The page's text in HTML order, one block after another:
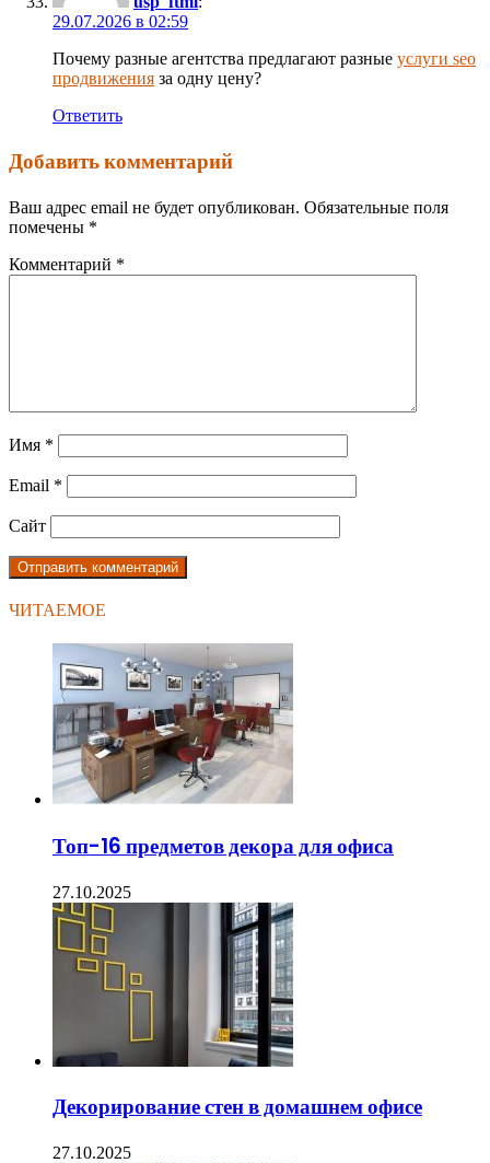
29.07.2026 в 02:59
Почему разные агентства предлагают разные услуги seo
продвижения за одну цену?
Ответить
Добавить комментарий
Ваш адрес email не будет опубликован. Обязательные поля
помечены *
Комментарий *
Имя *
Email *
Сайт
ЧИТАЕМОЕ
Топ-16 предметов декора для офиса
27.10.2025
Декорирование стен в домашнем офисе
27.10.2025